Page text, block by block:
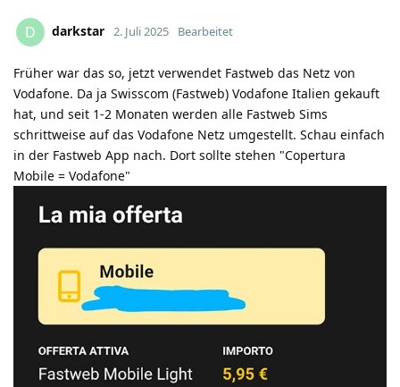
D darkstar 2. Juli 2025 Bearbeitet
Früher war das so, jetzt verwendet Fastweb das Netz von
Vodafone. Da ja Swisscom (Fastweb) Vodafone Italien gekauft
hat, und seit 1-2 Monaten werden alle Fastweb Sims
schrittweise auf das Vodafone Netz umgestellt. Schau einfach
in der Fastweb App nach. Dort sollte stehen "Copertura
Mobile = Vodafone"